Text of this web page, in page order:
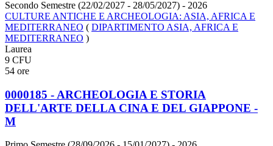
Secondo Semestre (22/02/2027 - 28/05/2027) - 2026
CULTURE ANTICHE E ARCHEOLOGIA: ASIA, AFRICA E
MEDITERRANEO ( DIPARTIMENTO ASIA, AFRICA E
MEDITERRANEO )
Laurea
9 CFU
54 ore
0000185 - ARCHEOLOGIA E STORIA
DELL'ARTE DELLA CINA E DEL GIAPPONE -
M